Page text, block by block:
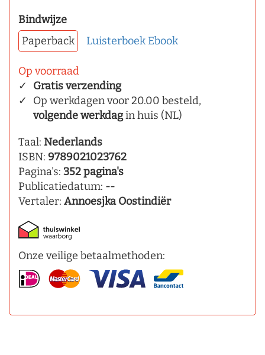
Bindwijze
Paperback
Luisterboek Ebook
Op voorraad
Gratis verzending
Op werkdagen voor 20.00 besteld,
volgende werkdagin huis (NL)
Taal: Nederlands
ISBN: 9789021023762
Pagina's: 352 pagina's
Publicatiedatum: --
Vertaler: Annoesjka Oostindiër
Onze veilige betaalmethoden: